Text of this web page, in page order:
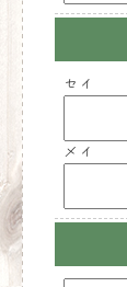
セイ
メイ